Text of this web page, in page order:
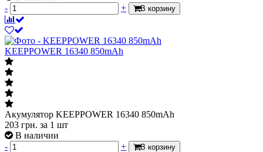
-
+ В корзину
KEEPPOWER 16340 850mAh
Акумулятор KEEPPOWER 16340 850mAh
203 грн. за 1 шт
В наличии
-
+ В корзину